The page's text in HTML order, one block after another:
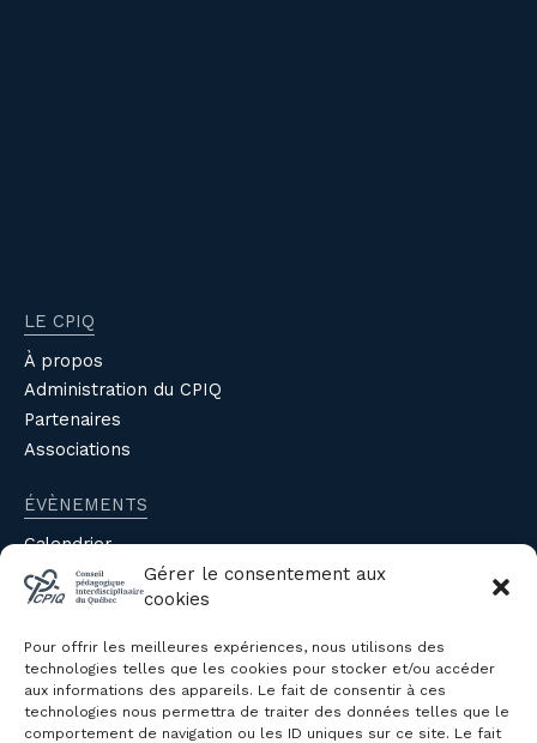
Gérer le consentement aux
cookies
Pour offrir les meilleures expériences, nous utilisons des
technologies telles que les cookies pour stocker et/ou accéder
aux informations des appareils. Le fait de consentir à ces
technologies nous permettra de traiter des données telles que le
comportement de navigation ou les ID uniques sur ce site. Le fait
LE CPIQ
À propos
Administration du CPIQ
Partenaires
Associations
ÉVÈNEMENTS
Calendrier
Évènements du CPIQ
Revue
Avis et mémoires
Autres publications